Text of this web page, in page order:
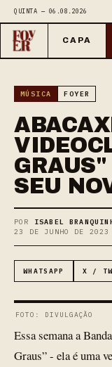
QUINTA — 06.08.2026
CAPA
MÚSICA FOYER
SEU
POR ISABEL
23 DE JUNHO DE
WHATSAPP X /
FOTO: DIVULGAÇÃO
Essa semana a
Graus” - ela é uma